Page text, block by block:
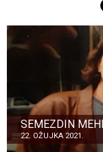
SEMEZDIN
22. OŽUJKA 2021.